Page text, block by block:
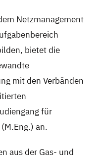
Netzmanagement
bietet die
mit den Verbänden
für
an.
aus der Gas- und